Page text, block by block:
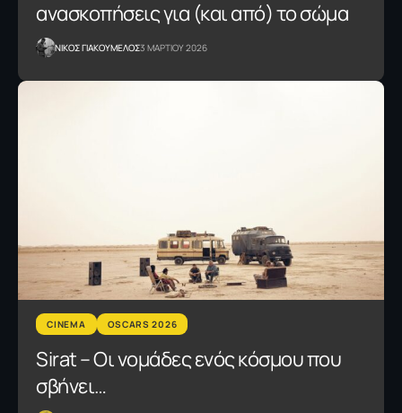
ανασκοπήσεις για (και από) το σώμα
NΙΚΟΣ ΓΙΑΚΟΥΜΕΛΟΣ3 ΜΑΡΤΙΟΥ 2026
CINEMA OSCARS 2026
Sirat – Οι νομάδες ενός κόσμου που
σβήνει…